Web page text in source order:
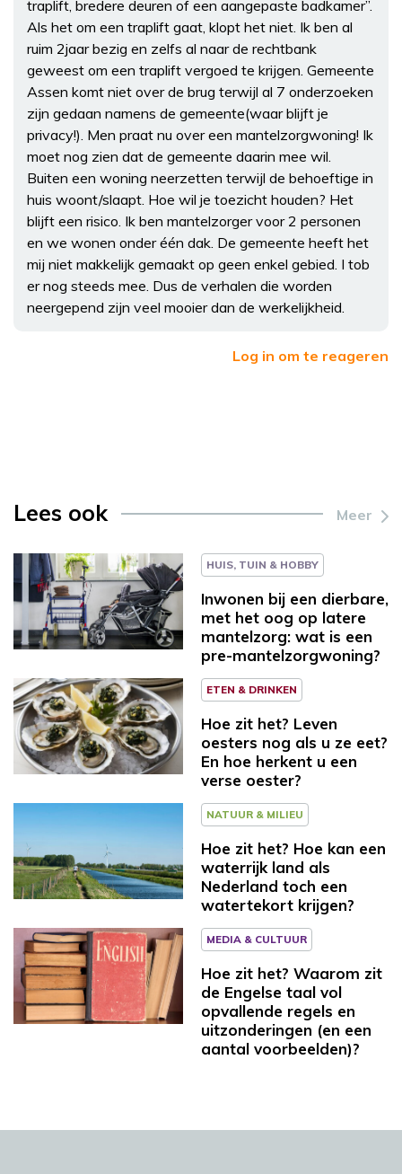
traplift, bredere deuren of een aangepaste badkamer”.
Als het om een traplift gaat, klopt het niet. Ik ben al
ruim 2jaar bezig en zelfs al naar de rechtbank
geweest om een traplift vergoed te krijgen. Gemeente
Assen komt niet over de brug terwijl al 7 onderzoeken
zijn gedaan namens de gemeente(waar blijft je
privacy!). Men praat nu over een mantelzorgwoning! Ik
moet nog zien dat de gemeente daarin mee wil.
Buiten een woning neerzetten terwijl de behoeftige in
huis woont/slaapt. Hoe wil je toezicht houden? Het
blijft een risico. Ik ben mantelzorger voor 2 personen
en we wonen onder één dak. De gemeente heeft het
mij niet makkelijk gemaakt op geen enkel gebied. I tob
er nog steeds mee. Dus de verhalen die worden
neergepend zijn veel mooier dan de werkelijkheid.
Log in om te reageren
Lees ook Meer
HUIS, TUIN & HOBBY
Inwonen bij een dierbare,
met het oog op latere
mantelzorg: wat is een
pre-mantelzorgwoning?
ETEN & DRINKEN
Hoe zit het? Leven
oesters nog als u ze eet?
En hoe herkent u een
verse oester?
NATUUR & MILIEU
Hoe zit het? Hoe kan een
waterrijk land als
Nederland toch een
watertekort krijgen?
MEDIA & CULTUUR
Hoe zit het? Waarom zit
de Engelse taal vol
opvallende regels en
uitzonderingen (en een
aantal voorbeelden)?